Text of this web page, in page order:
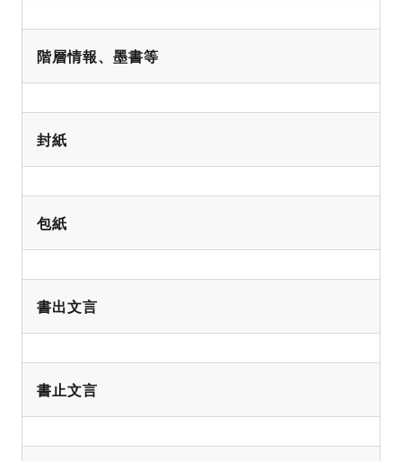
階層情報、墨書等
封紙
包紙
書出文言
書止文言